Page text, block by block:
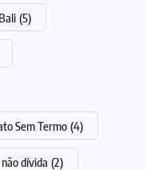
Bali (5)
Sem Termo (4)
dívida (2)